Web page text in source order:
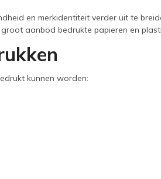
en merkidentiteit verder uit te
aanbod bedrukte papieren en
kunnen worden: